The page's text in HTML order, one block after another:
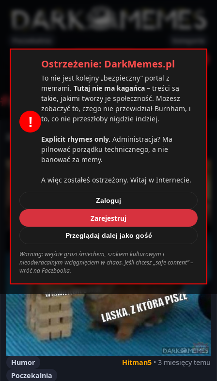
Ostrzeżenie Zarejestruj
163Warning
Ustawienia Wyloguj
# przegryw
Zawsze to samo
Humor Hitman5 • 3 miesięcy temu
Poczekalnia
!
Ostrzeżenie: DarkMemes.pl
To nie jest kolejny „bezpieczny” portal z
memami. Tutaj nie ma kagańca – treści są
takie, jakimi tworzy je społeczność. Możesz
zobaczyć to, czego nie przewidział Burnham, i
to, co nie przeszłoby nigdzie indziej.
Explicit rhymes only. Administracja? Ma
pilnować porządku technicznego, a nie
banować za memy.
A więc zostałeś ostrzeżony. Witaj w Internecie.
Zaloguj
Zarejestruj
Przeglądaj dalej jako gość
Warning: wejście grozi śmiechem, szokiem kulturowym i
nieodwracalnym wciągnięciem w chaos. Jeśli chcesz „safe content” –
wróć na Facebooka.